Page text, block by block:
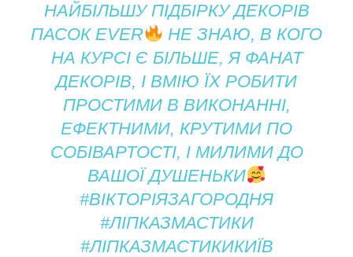
НАЙБІЛЬШУ ПІДБІРКУ ДЕКОРІВ
ПАСОК EVER
НЕ ЗНАЮ, В КОГО
НА КУРСІ Є БІЛЬШЕ, Я ФАНАТ
ДЕКОРІВ, І ВМІЮ ЇХ РОБИТИ
ПРОСТИМИ В ВИКОНАННІ,
ЕФЕКТНИМИ, КРУТИМИ ПО
СОБІВАРТОСТІ, І МИЛИМИ ДО
ВАШОЇ ДУШЕНЬКИ
#ВІКТОРІЯЗАГОРОДНЯ
#ЛІПКАЗМАСТИКИ
#ЛІПКАЗМАСТИКИКИЇВ